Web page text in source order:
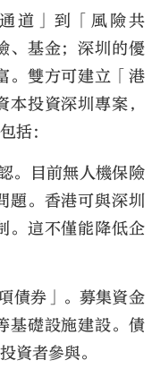
道」到「風險共
、基金；深圳的優
。雙方可建立「港
投資深圳專案，
括：
。目前無人機保險
題。香港可與深圳
。這不僅能降低企
債券」。募集資金
基礎設施建設。債
資者參與。